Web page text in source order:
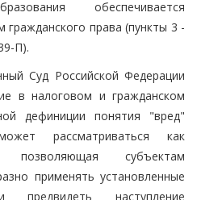
обеспечивается
права (пункты 3 -
П).
Суд Российской Федерации
в налоговом и гражданском
дефиниции понятия "вред"
рассматриваться как
позволяющая субъектам
применять установленные
наступление